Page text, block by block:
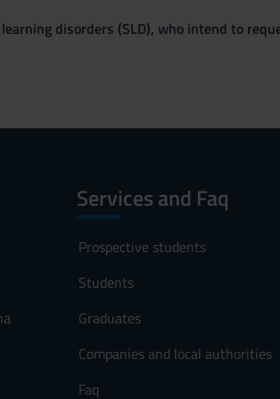
disorders (SLD), who intend to
Services and Faq
Prospective students
Students
Graduates
Companies and local authorities
Faq